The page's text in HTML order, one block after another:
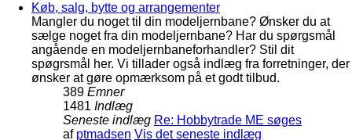
Køb, salg, bytte og arrangementer
Mangler du noget til din modeljernbane? Ønsker du at
sælge noget fra din modeljernbane? Har du spørgsmål
angående en modeljernbaneforhandler? Stil dit
spøgrsmål her. Vi tillader også indlæg fra forretninger, der
ønsker at gøre opmærksom på et godt tilbud.
389 Emner
1481 Indlæg
Seneste indlæg Re: Hobbytrade ME søges
af ptmadsen Vis det seneste indlæg